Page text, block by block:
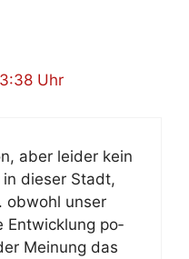
Uhr
aber lei­der kein
in die­ser Stadt,
ob­wohl un­ser
Ent­wick­lung po­
Mei­nung das